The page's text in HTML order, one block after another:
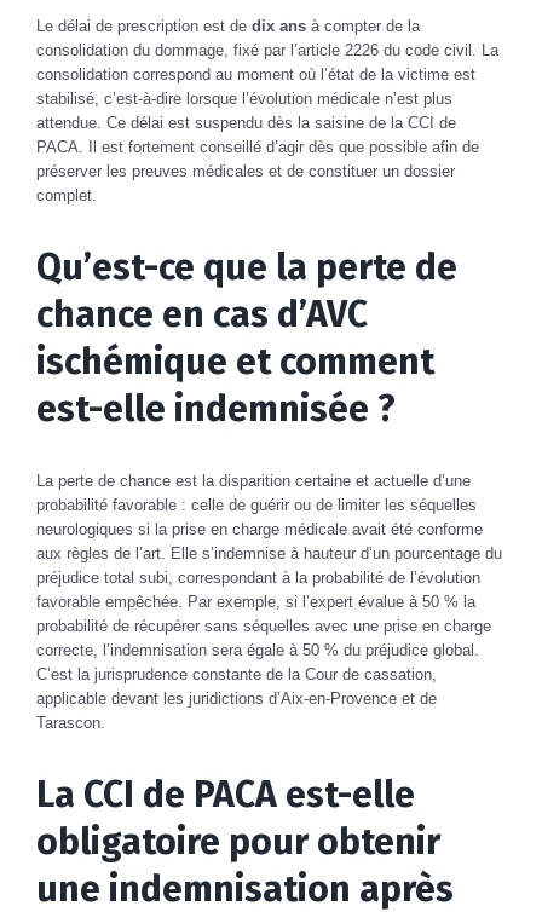
Le délai de prescription est de dix ans à compter de la
consolidation du dommage, fixé par l’article 2226 du code civil. La
consolidation correspond au moment où l’état de la victime est
stabilisé, c’est-à-dire lorsque l’évolution médicale n’est plus
attendue. Ce délai est suspendu dès la saisine de la CCI de
PACA. Il est fortement conseillé d’agir dès que possible afin de
préserver les preuves médicales et de constituer un dossier
complet.
Qu’est-ce que la perte de
chance en cas d’AVC
ischémique et comment
est-elle indemnisée ?
La perte de chance est la disparition certaine et actuelle d’une
probabilité favorable : celle de guérir ou de limiter les séquelles
neurologiques si la prise en charge médicale avait été conforme
aux règles de l’art. Elle s’indemnise à hauteur d’un pourcentage du
préjudice total subi, correspondant à la probabilité de l’évolution
favorable empêchée. Par exemple, si l’expert évalue à 50 % la
probabilité de récupérer sans séquelles avec une prise en charge
correcte, l’indemnisation sera égale à 50 % du préjudice global.
C’est la jurisprudence constante de la Cour de cassation,
applicable devant les juridictions d’Aix-en-Provence et de
Tarascon.
La CCI de PACA est-elle
obligatoire pour obtenir
une indemnisation après